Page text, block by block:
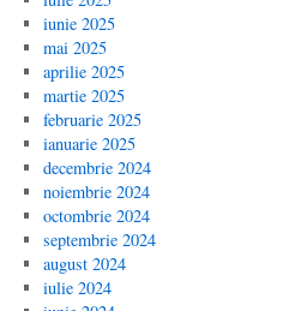
iunie 2025
mai 2025
aprilie 2025
martie 2025
februarie 2025
ianuarie 2025
decembrie 2024
noiembrie 2024
octombrie 2024
septembrie 2024
august 2024
iulie 2024